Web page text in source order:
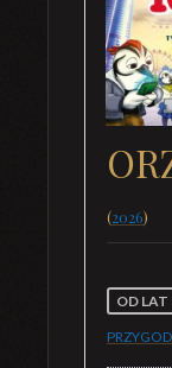
(2026)
OD LAT